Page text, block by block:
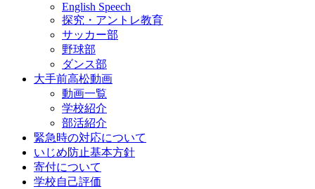
English Speech
探究・アントレ教育
サッカー部
野球部
ダンス部
大手前高松動画
動画一覧
学校紹介
部活紹介
緊急時の対応について
いじめ防止基本方針
寄付について
学校自己評価